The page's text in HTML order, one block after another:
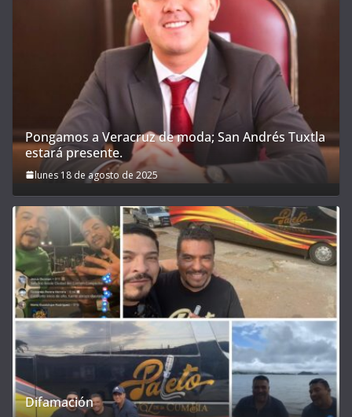
Pongamos a Veracruz de moda; San Andrés Tuxtla
estará presente.
lunes 18 de agosto de 2025
Difamación